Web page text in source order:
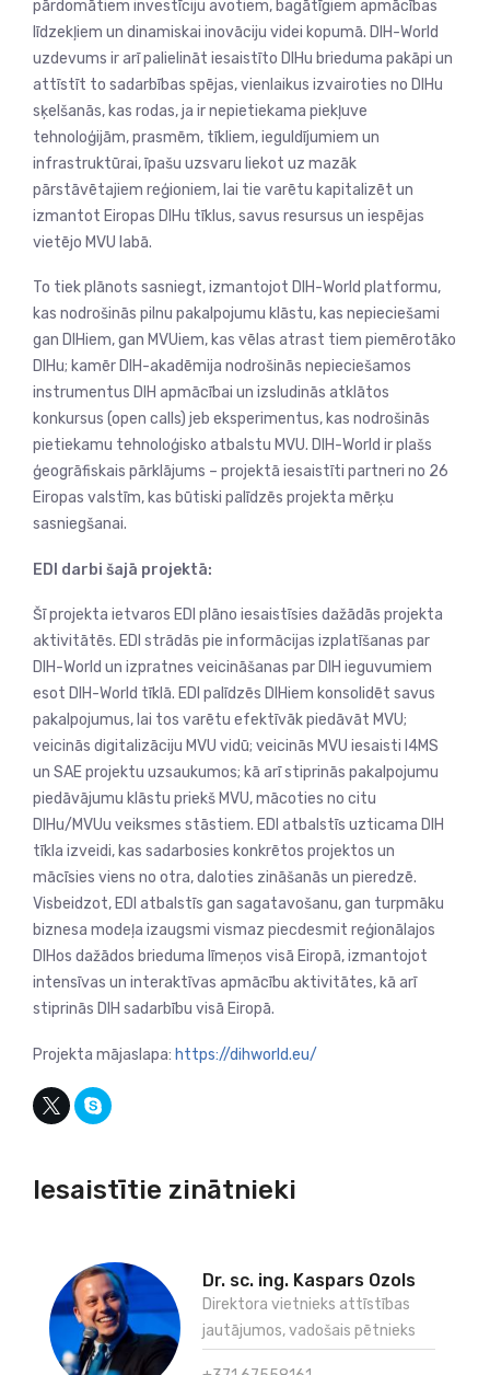
pārdomātiem investīciju avotiem, bagātīgiem apmācības
līdzekļiem un dinamiskai inovāciju videi kopumā. DIH-World
uzdevums ir arī palielināt iesaistīto DIHu brieduma pakāpi un
attīstīt to sadarbības spējas, vienlaikus izvairoties no DIHu
sķelšanās, kas rodas, ja ir nepietiekama piekļuve
tehnoloģijām, prasmēm, tīkliem, ieguldījumiem un
infrastruktūrai, īpašu uzsvaru liekot uz mazāk
pārstāvētajiem reģioniem, lai tie varētu kapitalizēt un
izmantot Eiropas DIHu tīklus, savus resursus un iespējas
vietējo MVU labā.
To tiek plānots sasniegt, izmantojot DIH-World platformu,
kas nodrošinās pilnu pakalpojumu klāstu, kas nepieciešami
gan DIHiem, gan MVUiem, kas vēlas atrast tiem piemērotāko
DIHu; kamēr DIH-akadēmija nodrošinās nepieciešamos
instrumentus DIH apmācībai un izsludinās atklātos
konkursus (open calls) jeb eksperimentus, kas nodrošinās
pietiekamu tehnoloģisko atbalstu MVU. DIH-World ir plašs
ģeogrāfiskais pārklājums – projektā iesaistīti partneri no 26
Eiropas valstīm, kas būtiski palīdzēs projekta mērķu
sasniegšanai.
EDI darbi šajā projektā:
Šī projekta ietvaros EDI plāno iesaistīsies dažādās projekta
aktivitātēs. EDI strādās pie informācijas izplatīšanas par
DIH-World un izpratnes veicināšanas par DIH ieguvumiem
esot DIH-World tīklā. EDI palīdzēs DIHiem konsolidēt savus
pakalpojumus, lai tos varētu efektīvāk piedāvāt MVU;
veicinās digitalizāciju MVU vidū; veicinās MVU iesaisti I4MS
un SAE projektu uzsaukumos; kā arī stiprinās pakalpojumu
piedāvājumu klāstu priekš MVU, mācoties no citu
DIHu/MVUu veiksmes stāstiem. EDI atbalstīs uzticama DIH
tīkla izveidi, kas sadarbosies konkrētos projektos un
mācīsies viens no otra, daloties zināšanās un pieredzē.
Visbeidzot, EDI atbalstīs gan sagatavošanu, gan turpmāku
biznesa modeļa izaugsmi vismaz piecdesmit reģionālajos
DIHos dažādos brieduma līmeņos visā Eiropā, izmantojot
intensīvas un interaktīvas apmācību aktivitātes, kā arī
stiprinās DIH sadarbību visā Eiropā.
Projekta mājaslapa: https://dihworld.eu/
Iesaistītie zinātnieki
Dr. sc. ing. Kaspars Ozols
Direktora vietnieks attīstības
jautājumos, vadošais pētnieks